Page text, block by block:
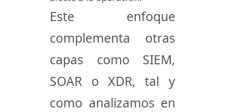
Este enfoque
complementa otras
capas como SIEM,
SOAR o XDR, tal y
como analizamos en